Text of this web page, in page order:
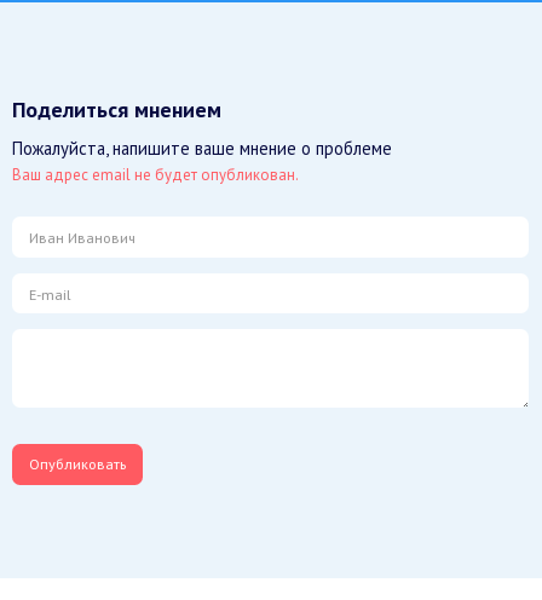
Поделиться мнением
Пожалуйста, напишите ваше мнение о проблеме
Ваш адрес email не будет опубликован.